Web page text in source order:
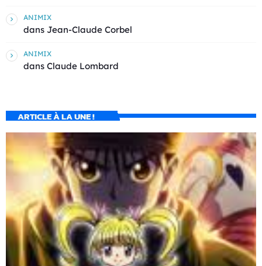
ANIMIX
dans Jean-Claude Corbel
ANIMIX
dans Claude Lombard
ARTICLE À LA UNE !